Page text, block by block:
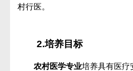
村行医。
2.培养目标
农村医学专业培养具有医疗